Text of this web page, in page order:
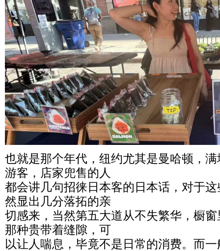
也就是那个年代，纽约尤其是曼哈顿，
游客，店家兜售的人
都会讲几句招徕日本客的日本话，对于
然显出几分落拓的亲
切感来，当然第五大道从不失繁华，橱
那种贵带着缝隙，可
以让人喘息，毕竟不是日常的消费。而